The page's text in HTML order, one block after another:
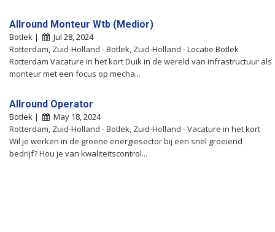
Allround Monteur Wtb (Medior)
Botlek |
Jul 28, 2024
Rotterdam, Zuid-Holland - Botlek, Zuid-Holland - Locatie Botlek
Rotterdam Vacature in het kort Duik in de wereld van infrastructuur als
monteur met een focus op mecha...
Allround Operator
Botlek |
May 18, 2024
Rotterdam, Zuid-Holland - Botlek, Zuid-Holland - Vacature in het kort
Wil je werken in de groene energiesector bij een snel groeiend
bedrijf? Hou je van kwaliteitscontrol...